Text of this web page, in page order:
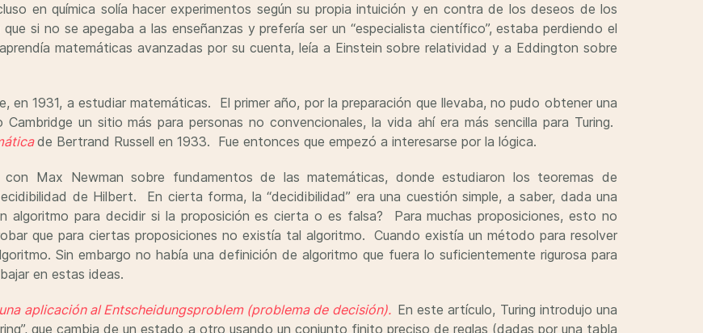
en química solía hacer experimentos según su propia intuición y en contra de los deseos de los
si no se apegaba a las enseñanzas y prefería ser un “especialista científico”, estaba perdiendo el
matemáticas avanzadas por su cuenta, leía a Einstein sobre relatividad y a Eddington sobre
en 1931, a estudiar matemáticas. El primer año, por la preparación que llevaba, no pudo obtener una
un sitio más para personas no convencionales, la vida ahí era más sencilla para Turing.
de Bertrand Russell en 1933. Fue entonces que empezó a interesarse por la lógica.
Max Newman sobre fundamentos de las matemáticas, donde estudiaron los teoremas de
de Hilbert. En cierta forma, la “decidibilidad” era una cuestión simple, a saber, dada una
algoritmo para decidir si la proposición es cierta o es falsa? Para muchas proposiciones, esto no
que para ciertas proposiciones no existía tal algoritmo. Cuando existía un método para resolver
Sin embargo no había una definición de algoritmo que fuera lo suficientemente rigurosa para
en estas ideas.
aplicación al Entscheidungsproblem (problema de decisión). En este artículo, Turing introdujo una
que cambia de un estado a otro usando un conjunto finito preciso de reglas (dadas por una tabla